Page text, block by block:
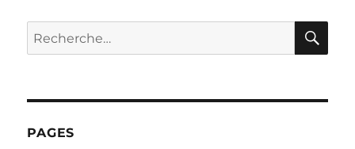
Recherche
pour :
PAGES